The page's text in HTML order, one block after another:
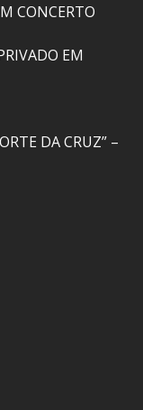
CONCERTO
EM
DA CRUZ” –